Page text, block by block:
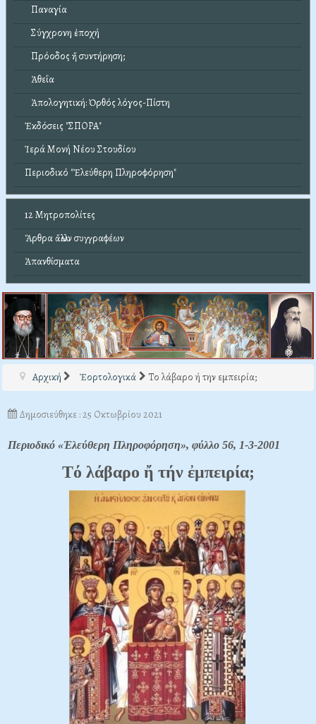
Παναγία
Σύγχρονη ἐποχή
Πρόοδος ἤ συντήρηση;
Ἀθεΐα
Ἀπολογητική: Ὀρθός λόγος-Πίστη
Ἐκδόσεις "ΣΠΟΡΑ"
Ἱερά Μονή Νέου Στουδίου
Περιοδικό "Ἐλεύθερη Πληροφόρηση"
12 Μητροπολίτες
Ἄρθρα ἄλλων συγγραφέων
Ἀπανθίσματα
Αρχική Ἑορτολογικά Το λάβαρο ή την εμπειρία;
Δημοσιεύθηκε : 25 Οκτωβρίου 2021
Περιοδικό «Ἐλεύθερη Πληροφόρηση», φύλλο 56, 1-3-2001
Tό λάβαρο ἤ τήν ἐμπειρία;